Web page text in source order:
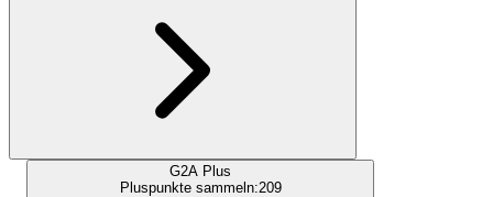
G2A Plus
Pluspunkte sammeln:209